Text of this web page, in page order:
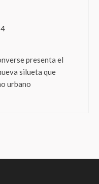
presenta el
silueta que
urbano